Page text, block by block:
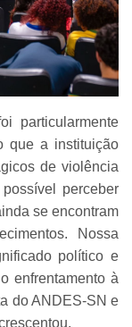
particularmente
que a instituição
de violência
perceber
se encontram
Nossa
político e
enfrentamento à
do ANDES-SN e